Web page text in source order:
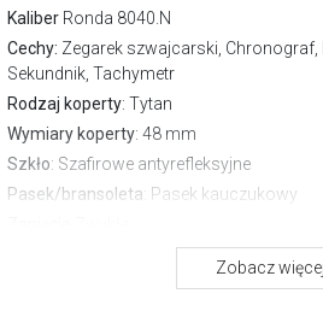
Kaliber Ronda 8040.N
Cechy: Zegarek szwajcarski,
Sekundnik, Tachymetr
Rodzaj koperty: Tytan
Wymiary koperty: 48 mm
Szkło: Szafirowe antyrefleksyjne
Pasek/bransoleta: Pasek kauczukowy
100 m
Gwarancja producenta:2 lata
Zobacz więcej